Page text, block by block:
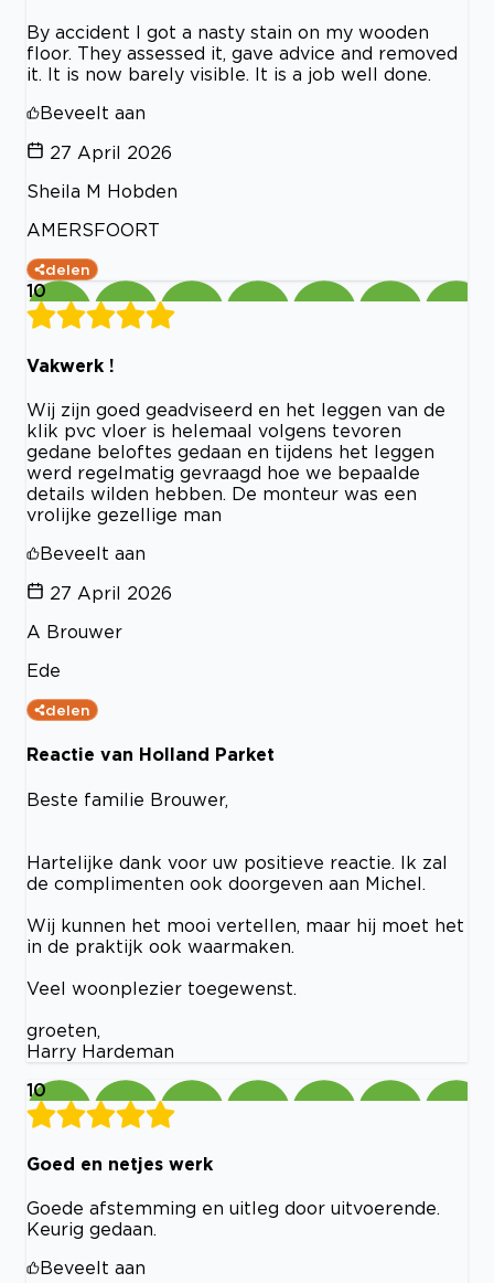
By accident I got a nasty stain on my wooden
floor. They assessed it, gave advice and removed
it. It is now barely visible. It is a job well done.
Beveelt aan
27 April 2026
Sheila M Hobden
AMERSFOORT
delen
10
Vakwerk !
Wij zijn goed geadviseerd en het leggen van de
klik pvc vloer is helemaal volgens tevoren
gedane beloftes gedaan en tijdens het leggen
werd regelmatig gevraagd hoe we bepaalde
details wilden hebben. De monteur was een
vrolijke gezellige man
Beveelt aan
27 April 2026
A Brouwer
Ede
delen
Reactie van Holland Parket
Beste familie Brouwer,
Hartelijke dank voor uw positieve reactie. Ik zal
de complimenten ook doorgeven aan Michel.
Wij kunnen het mooi vertellen, maar hij moet het
in de praktijk ook waarmaken.
Veel woonplezier toegewenst.
groeten,
Harry Hardeman
10
Goed en netjes werk
Goede afstemming en uitleg door uitvoerende.
Keurig gedaan.
Beveelt aan